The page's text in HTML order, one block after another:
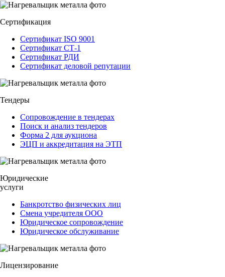
Сертификация
Сертификат ISO 9001
Сертификат СТ-1
Сертификат РДИ
Сертификат деловой репутации
Тендеры
Сопровождение в тендерах
Поиск и анализ тендеров
Форма 2 для аукциона
ЭЦП и аккредитация на ЭТП
Юридические
услуги
Банкротство физических лиц
Смена учредителя ООО
Юридическое сопровождение
Юридическое обслуживание
Лицензирование